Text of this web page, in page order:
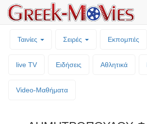
Ταινίες Σειρές Εκπομπές
live TV Ειδήσεις Αθλητικά
Video-Mαθήματα